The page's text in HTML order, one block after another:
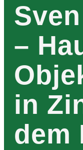
–
in
dem